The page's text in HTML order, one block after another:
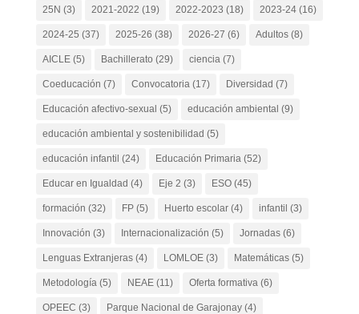
25N (3) 2021-2022 (19) 2022-2023 (18) 2023-24(16)
2024-25 (37) 2025-26 (38) 2026-27 (6) Adultos(8)
AICLE(5) Bachillerato (29) ciencia (7)
Coeducación (7) Convocatoria (17) Diversidad (7)
Educación afectivo-sexual (5) educación ambiental (9)
educación ambiental y sostenibilidad (5)
educación infantil (24) Educación Primaria (52)
Educar en Igualdad (4) Eje 2 (3) ESO(45)
formación (32) FP(5) Huerto escolar(4) infantil (3)
Innovación (3) Internacionalización (5) Jornadas(6)
Lenguas Extranjeras(4) LOMLOE(3) Matemáticas(5)
Metodología (5) NEAE(11) Oferta formativa (6)
OPEEC (3) Parque Nacional de Garajonay(4)